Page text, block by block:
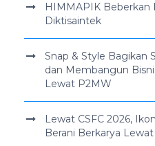
HIMMAPIK Beberkan
Diktisaintek
Snap & Style Bagikan
dan Membangun
Lewat P2MW
Lewat CSFC 2026,
Berani Berkarya